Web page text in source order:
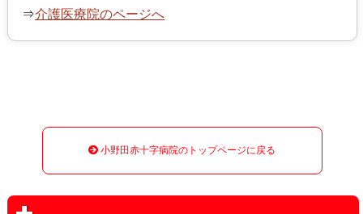
⇒介護医療院のページへ
小野田赤十字病院のトップページに戻る